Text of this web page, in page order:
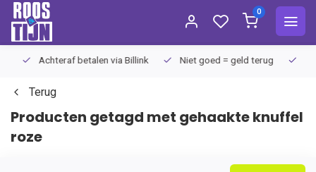
0
Achteraf betalen via Billink Niet goed = geld terug
Terug
Producten getagd met gehaakte knuffel
roze